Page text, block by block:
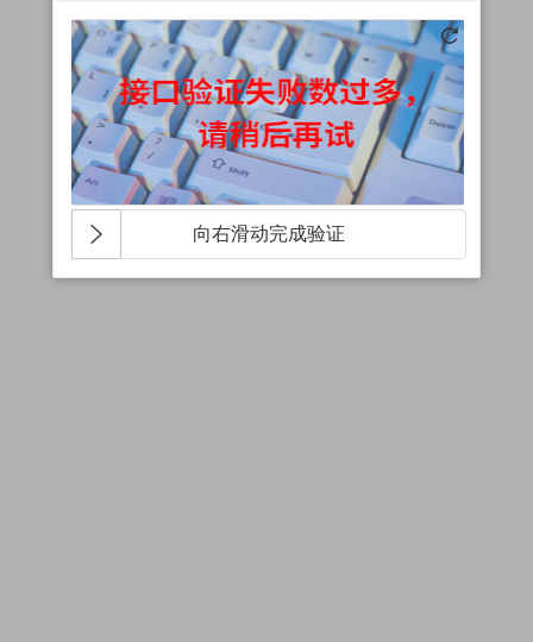
向右滑动完成验证